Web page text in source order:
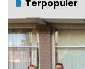
Terpopuler